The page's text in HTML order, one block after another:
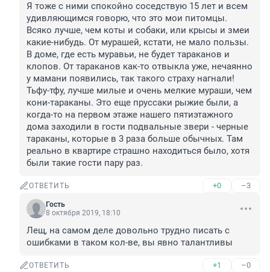
Я тоже с ними спокойно соседствую 15 лет и всем
удивляющимся говорю, что это мои питомцы.
Всяко лучше, чем коты и собаки, или крысы и змеи
какие-нибудь. От мурашей, кстати, не мало пользы.
В доме, где есть муравьи, не будет тараканов и
клопов. От тараканов как-то отвыкла уже, нечаянно
у мамани появились, так такого страху нагнали!
Тьфу-тфу, лучше милые и очень мелкие мураши, чем
кони-тараканы. Это еще пруссаки рыжие были, а
когда-то на первом этаже нашего пятиэтажного
дома заходили в гости подвальные звери - черные
тараканы, которые в 3 раза больше обычных. Там
реально в квартире страшно находиться было, хотя
были такие гости пару раз.
ОТВЕТИТЬ +0 –3
Гость
8 октября 2019, 18:10
Лещ, на самом деле довольно трудно писать с
ошибками в таком кол-ве, вы явно талантливы
ОТВЕТИТЬ +1 –0